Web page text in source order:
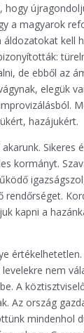
hogy
a magyarok
áldozatokat kell
de ebből az
elegük
hazájukért.
Sikeres
kormányt.
rendőrséget.
kapni a
nem
A
Az ország
mindenhol